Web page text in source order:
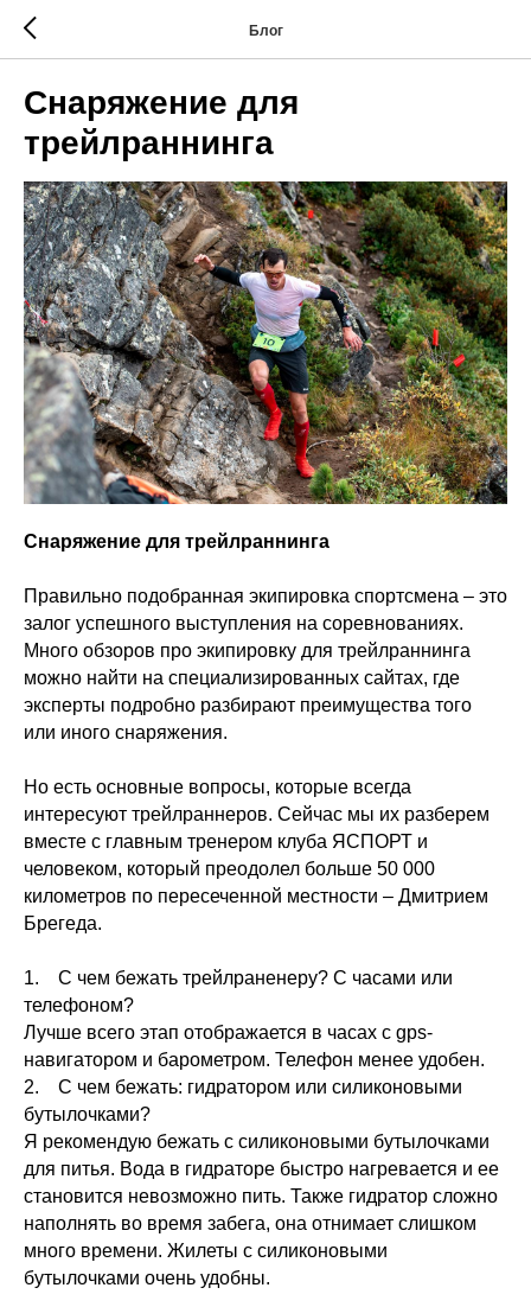
Блог
Снаряжение для
трейлраннинга
Снаряжение для трейлраннинга
Правильно подобранная экипировка спортсмена – это
залог успешного выступления на соревнованиях.
Много обзоров про экипировку для трейлраннинга
можно найти на специализированных сайтах, где
эксперты подробно разбирают преимущества того
или иного снаряжения.
Но есть основные вопросы, которые всегда
интересуют трейлраннеров. Сейчас мы их разберем
вместе с главным тренером клуба ЯСПОРТ и
человеком, который преодолел больше 50 000
километров по пересеченной местности – Дмитрием
Брегеда.
1. С чем бежать трейлраненеру? С часами или
телефоном?
Лучше всего этап отображается в часах с gps-
навигатором и барометром. Телефон менее удобен.
2. С чем бежать: гидратором или силиконовыми
бутылочками?
Я рекомендую бежать с силиконовыми бутылочками
для питья. Вода в гидраторе быстро нагревается и ее
становится невозможно пить. Также гидратор сложно
наполнять во время забега, она отнимает слишком
много времени. Жилеты с силиконовыми
бутылочками очень удобны.